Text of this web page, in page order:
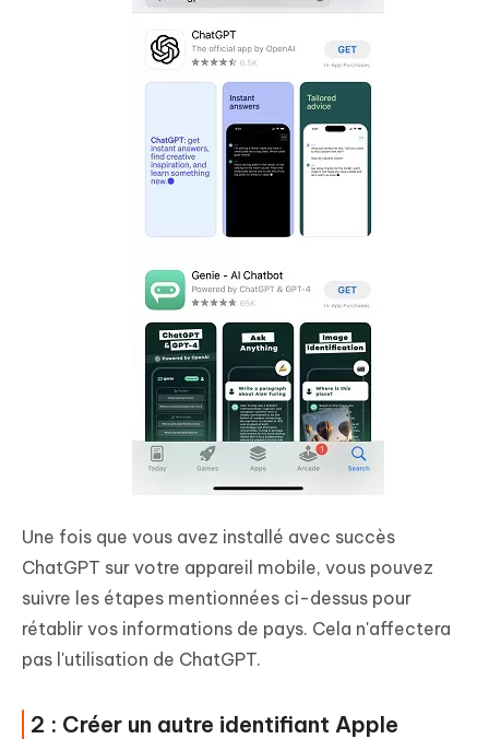
Une fois que vous avez installé avec succès
ChatGPT sur votre appareil mobile, vous pouvez
suivre les étapes mentionnées ci-dessus pour
rétablir vos informations de pays. Cela n'affectera
pas l'utilisation de ChatGPT.
2 : Créer un autre identifiant Apple